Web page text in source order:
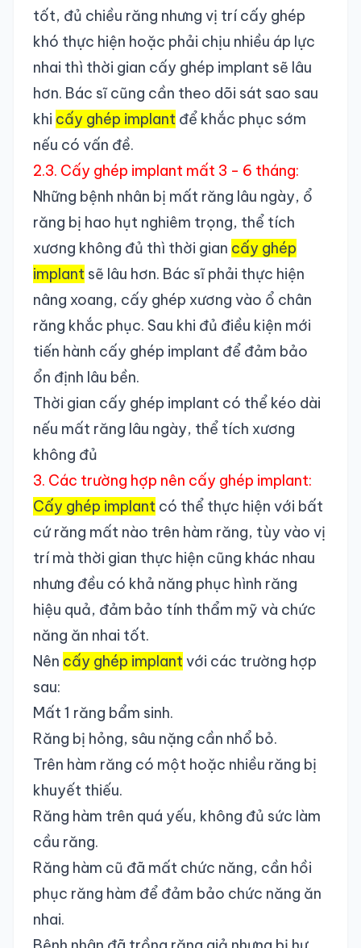
tốt, đủ chiều răng nhưng vị trí cấy ghép
khó thực hiện hoặc phải chịu nhiều áp lực
nhai thì thời gian cấy ghép implant sẽ lâu
hơn. Bác sĩ cũng cần theo dõi sát sao sau
khi cấy ghép implant để khắc phục sớm
nếu có vấn đề.
2.3. Cấy ghép implant mất 3 - 6 tháng:
Những bệnh nhân bị mất răng lâu ngày, ổ
răng bị hao hụt nghiêm trọng, thể tích
xương không đủ thì thời gian cấy ghép
implant sẽ lâu hơn. Bác sĩ phải thực hiện
nâng xoang, cấy ghép xương vào ổ chân
răng khắc phục. Sau khi đủ điều kiện mới
tiến hành cấy ghép implant để đảm bảo
ổn định lâu bền.
Thời gian cấy ghép implant có thể kéo dài
nếu mất răng lâu ngày, thể tích xương
không đủ
3. Các trường hợp nên cấy ghép implant:
Cấy ghép implant có thể thực hiện với bất
cứ răng mất nào trên hàm răng, tùy vào vị
trí mà thời gian thực hiện cũng khác nhau
nhưng đều có khả năng phục hình răng
hiệu quả, đảm bảo tính thẩm mỹ và chức
năng ăn nhai tốt.
Nên cấy ghép implant với các trường hợp
sau:
Mất 1 răng bẩm sinh.
Răng bị hỏng, sâu nặng cần nhổ bỏ.
Trên hàm răng có một hoặc nhiều răng bị
khuyết thiếu.
Răng hàm trên quá yếu, không đủ sức làm
cầu răng.
Răng hàm cũ đã mất chức năng, cần hồi
phục răng hàm để đảm bảo chức năng ăn
nhai.